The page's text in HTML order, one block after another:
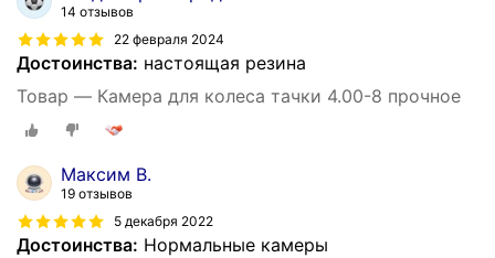
14 отзывов
22 февраля 2024
Достоинства: настоящая резина
Товар — Камера для колеса тачки 4.00-8 прочное
Максим В.
19 отзывов
5 декабря 2022
Достоинства: Нормальные камеры